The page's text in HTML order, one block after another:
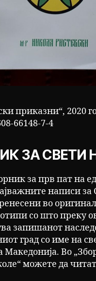
приказни“, 2020
66148-7-4
ЗА СВЕТИ
за прв пат на
написи за
во
со што преку
запишанот
град со име на
Македонија. Во
можете да